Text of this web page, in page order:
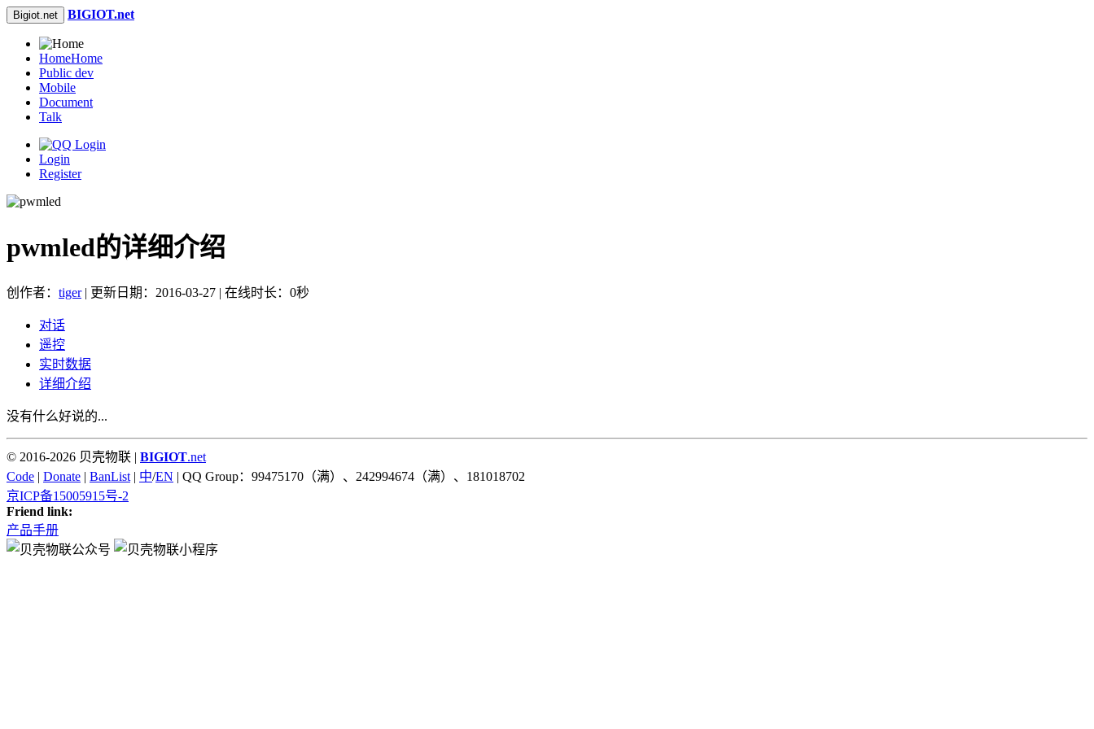
Bigiot.net BIGIOT.net
HomeHome
Public dev
Mobile
Document
Talk
Login
Register
pwmled的详细介绍
创作者： tiger| 更新日期：2016-03-27 | 在线时长：0秒
对话
遥控
实时数据
详细介绍
没有什么好说的...
© 2016-2026 贝壳物联 | BIGIOT.net
Code | Donate | BanList | 中/EN | QQ Group：99475170（满）、242994674（满）、181018702
京ICP备15005915号-2
Friend link:
产品手册